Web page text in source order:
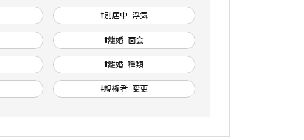
#別居中 浮気
#離婚 面会
#離婚 種類
#親権者 変更